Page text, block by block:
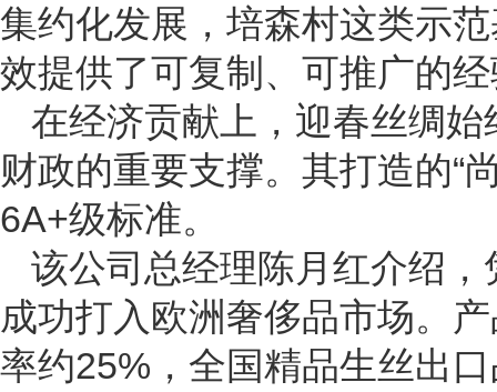
集约化发展，培森村这类示
效提供了可复制、可推广的
在经济贡献上，迎春丝绸
财政的重要支撑。其打造的“
6A+级标准。
该公司总经理陈月红介绍，
成功打入欧洲奢侈品市场。
率约25%，全国精品生丝出